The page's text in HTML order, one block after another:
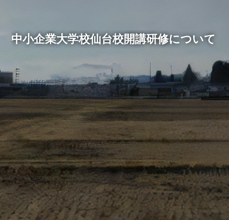
中小企業大学校仙台校開講研修について